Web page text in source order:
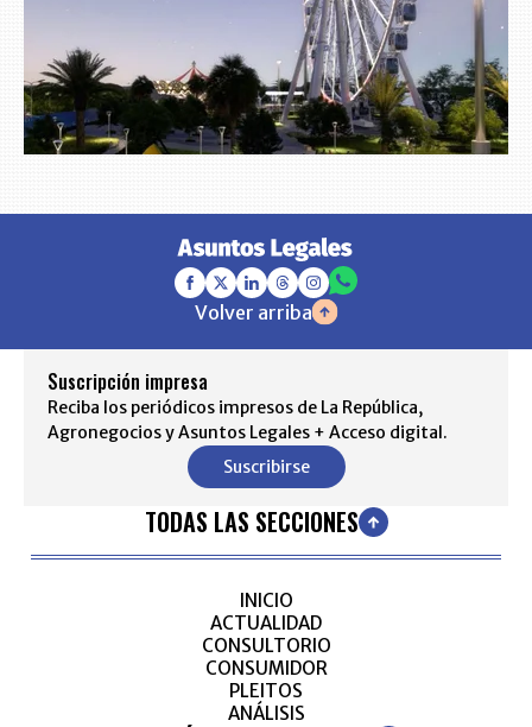
Volver arriba
Suscripción impresa
Reciba los periódicos impresos de La República,
Agronegocios y Asuntos Legales + Acceso digital.
Suscribirse
TODAS LAS SECCIONES
INICIO
ACTUALIDAD
CONSULTORIO
CONSUMIDOR
PLEITOS
ANÁLISIS